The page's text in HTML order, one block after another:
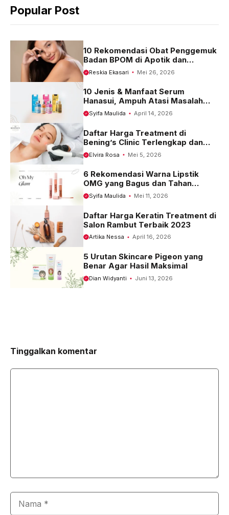
o
A
p
r
m
Popular Post
10 Rekomendasi Obat Penggemuk
Badan BPOM di Apotik dan
Harganya
Reskia Ekasari Mei 26, 2026
10 Jenis & Manfaat Serum
Hanasui, Ampuh Atasi Masalah
Kulit
Syifa Maulida April 14, 2026
Daftar Harga Treatment di
Bening’s Clinic Terlengkap dan
Terbaru 2023
Elvira Rosa Mei 5, 2026
6 Rekomendasi Warna Lipstik
OMG yang Bagus dan Tahan
Seharian
Syifa Maulida Mei 11, 2026
Daftar Harga Keratin Treatment di
Salon Rambut Terbaik 2023
Artika Nessa April 16, 2026
5 Urutan Skincare Pigeon yang
Benar Agar Hasil Maksimal
Dian Widyanti Juni 13, 2026
Tinggalkan komentar